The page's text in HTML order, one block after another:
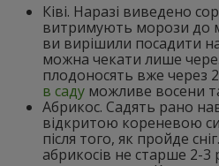
Ківі. Наразі виведено
витримують морози до
ви вирішили посадити
можна чекати лише
плодоносять вже через
в саду можливе восени
Абрикос. Садять рано
відкритою кореневою
після того, як пройде
абрикосів не старше 2-